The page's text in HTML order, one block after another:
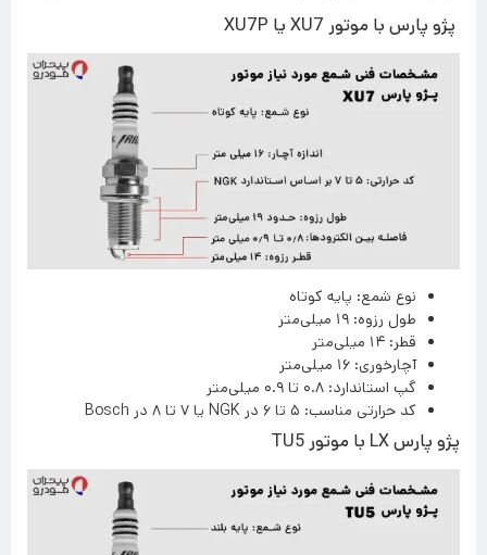
پژو پارس با موتور XU7 یا XU7P
نوع شمع: پایه کوتاه
طول رزوه: ۱۹ میلی‌متر
قطر: ۱۴ میلی‌متر
آچارخوری: ۱۶ میلی‌متر
گپ استاندارد: ۰.۸ تا ۰.۹ میلی‌متر
کد حرارتی مناسب: ۵ تا ۶ در NGK یا ۷ تا ۸ در Bosch
پژو پارس LX با موتور TU5